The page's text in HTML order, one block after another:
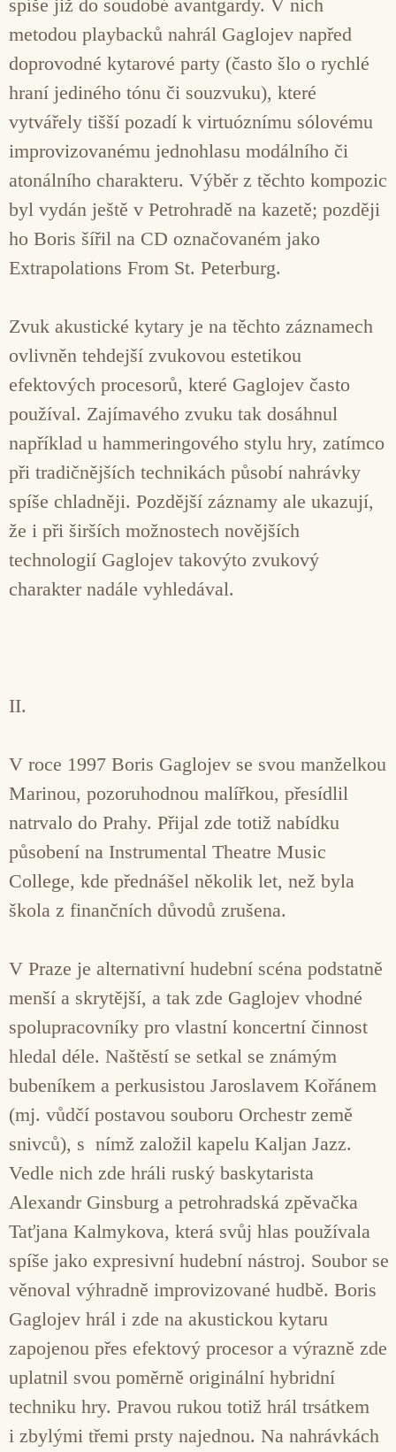
spíše již do soudobé avantgardy. V nich
metodou playbacků nahrál Gaglojev napřed
doprovodné kytarové party (často šlo o rychlé
hraní jediného tónu či souzvuku), které
vytvářely tišší pozadí k virtuóznímu sólovému
improvizovanému jednohlasu modálního či
atonálního charakteru. Výběr z těchto kompozic
byl vydán ještě v Petrohradě na kazetě; později
ho Boris šířil na CD označovaném jako
Extrapolations From St. Peterburg.
Zvuk akustické kytary je na těchto záznamech
ovlivněn tehdejší zvukovou estetikou
efektových procesorů, které Gaglojev často
používal. Zajímavého zvuku tak dosáhnul
například u hammeringového stylu hry, zatímco
při tradičnějších technikách působí nahrávky
spíše chladněji. Pozdější záznamy ale ukazují,
že i při širších možnostech novějších
technologií Gaglojev takovýto zvukový
charakter nadále vyhledával.
II.
V roce 1997 Boris Gaglojev se svou manželkou
Marinou, pozoruhodnou malířkou, přesídlil
natrvalo do Prahy. Přijal zde totiž nabídku
působení na Instrumental Theatre Music
College, kde přednášel několik let, než byla
škola z finančních důvodů zrušena.
V Praze je alternativní hudební scéna podstatně
menší a skrytější, a tak zde Gaglojev vhodné
spolupracovníky pro vlastní koncertní činnost
hledal déle. Naštěstí se setkal se známým
bubeníkem a perkusistou Jaroslavem Kořánem
(mj. vůdčí postavou souboru Orchestr země
snivců), s nímž založil kapelu Kaljan Jazz.
Vedle nich zde hráli ruský baskytarista
Alexandr Ginsburg a petrohradská zpěvačka
Taťjana Kalmykova, která svůj hlas používala
spíše jako expresivní hudební nástroj. Soubor se
věnoval výhradně improvizované hudbě. Boris
Gaglojev hrál i zde na akustickou kytaru
zapojenou přes efektový procesor a výrazně zde
uplatnil svou poměrně originální hybridní
techniku hry. Pravou rukou totiž hrál trsátkem
i zbylými třemi prsty najednou. Na nahrávkách